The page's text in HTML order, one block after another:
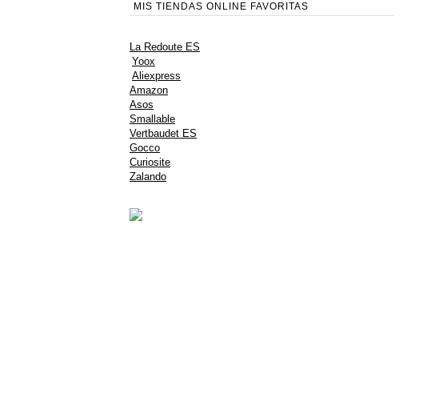
MIS TIENDAS ONLINE FAVORITAS
La Redoute ES
Yoox
Aliexpress
Amazon
Asos
Smallable
Vertbaudet ES
Gocco
Curiosite
Zalando